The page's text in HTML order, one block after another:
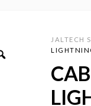
JALTECH